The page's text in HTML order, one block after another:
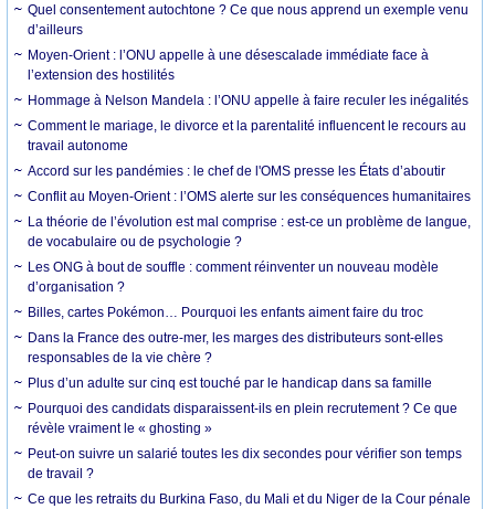
Quel consentement autochtone ? Ce que nous apprend un exemple venu
d’ailleurs
Moyen-Orient : l’ONU appelle à une désescalade immédiate face à
l’extension des hostilités
Hommage à Nelson Mandela : l’ONU appelle à faire reculer les inégalités
Comment le mariage, le divorce et la parentalité influencent le recours au
travail autonome
Accord sur les pandémies : le chef de l'OMS presse les États d’aboutir
Conflit au Moyen-Orient : l’OMS alerte sur les conséquences humanitaires
La théorie de l’évolution est mal comprise : est-ce un problème de langue,
de vocabulaire ou de psychologie ?
Les ONG à bout de souffle : comment réinventer un nouveau modèle
d’organisation ?
Billes, cartes Pokémon… Pourquoi les enfants aiment faire du troc
Dans la France des outre-mer, les marges des distributeurs sont-elles
responsables de la vie chère ?
Plus d’un adulte sur cinq est touché par le handicap dans sa famille
Pourquoi des candidats disparaissent-ils en plein recrutement ? Ce que
révèle vraiment le « ghosting »
Peut-on suivre un salarié toutes les dix secondes pour vérifier son temps
de travail ?
Ce que les retraits du Burkina Faso, du Mali et du Niger de la Cour pénale